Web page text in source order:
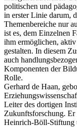
politischen und
in erster Linie darum,
Themenbereiche nur
ist es, dem Einzelnen
ihm ermöglichen,
gestalten. In diesem
auch
Komponenten der
Rolle.
Gerhard de Haan,
Leiter des dortigen
Zukunftsforschung.
Heinrich-Böll-Stiftung